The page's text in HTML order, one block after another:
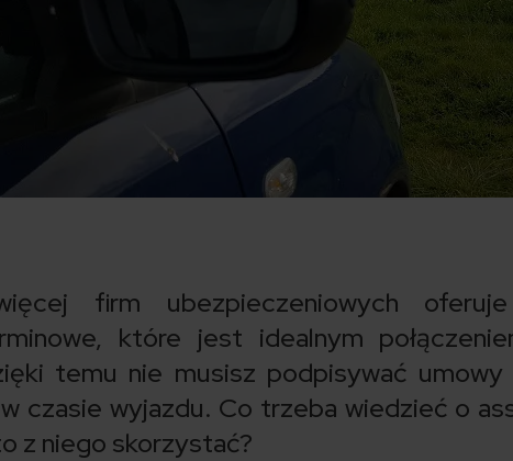
firm ubezpieczeniowych
które jest idealnym
temu nie musisz podpisywać
czasie wyjazdu. Co trzeba wiedzieć o
z niego skorzystać?